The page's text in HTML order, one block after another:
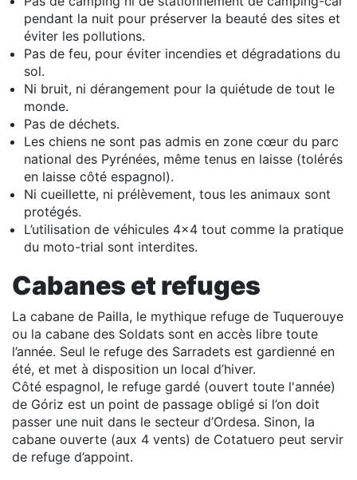
pendant la nuit pour préserver la beauté des sites et
éviter les pollutions.
Pas de feu, pour éviter incendies et dégradations du
sol.
Ni bruit, ni dérangement pour la quiétude de tout le
monde.
Pas de déchets.
Les chiens ne sont pas admis en zone cœur du parc
national des Pyrénées, même tenus en laisse (tolérés
en laisse côté espagnol).
Ni cueillette, ni prélèvement, tous les animaux sont
protégés.
L’utilisation de véhicules 4x4 tout comme la pratique
du moto-trial sont interdites.
Cabanes et refuges
La cabane de Pailla, le mythique refuge de Tuquerouye
ou la cabane des Soldats sont en accès libre toute
l’année. Seul le refuge des Sarradets est gardienné en
été, et met à disposition un local d’hiver.
Côté espagnol, le refuge gardé (ouvert toute l'année)
de Góriz est un point de passage obligé si l’on doit
passer une nuit dans le secteur d’Ordesa. Sinon, la
cabane ouverte (aux 4 vents) de Cotatuero peut servir
de refuge d’appoint.